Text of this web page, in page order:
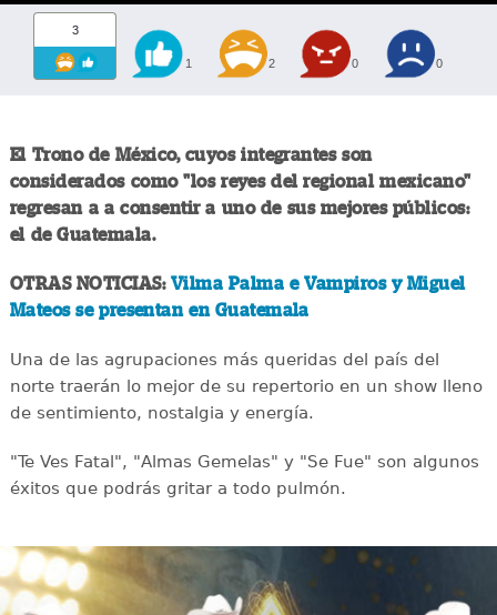
3
1 2 0 0
El Trono de México, cuyos integrantes son
considerados como "los reyes del regional mexicano"
regresan a a consentir a uno de sus mejores públicos:
el de Guatemala.
OTRAS NOTICIAS:Vilma Palma e Vampiros y Miguel
Mateos se presentan en Guatemala
Una de las agrupaciones más queridas del país del
norte traerán lo mejor de su repertorio en un show lleno
de sentimiento, nostalgia y energía.
"Te Ves Fatal", "Almas Gemelas" y "Se Fue" son algunos
éxitos que podrás gritar a todo pulmón.